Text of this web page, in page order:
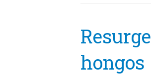
o r I
hongos